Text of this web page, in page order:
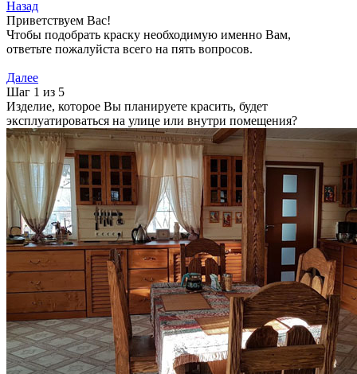
Назад
Приветствуем Вас!
Чтобы подобрать краску необходимую именно Вам,
ответьте пожалуйста всего на пять вопросов.
Далее
Шаг 1 из 5
Изделие, которое Вы планируете красить, будет
эксплуатироваться на улице или внутри помещения?